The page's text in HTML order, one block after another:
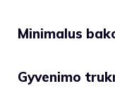
Minimalus
Gyvenimo